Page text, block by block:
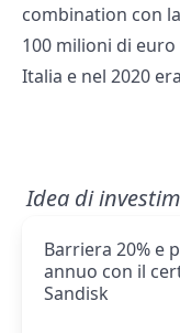
combination con
100 milioni di
Italia e nel 2020
Idea di
Barriera 20% e
annuo con il
Sandisk